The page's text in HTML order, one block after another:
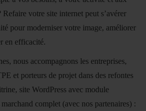
Refaire votre site internet peut s’avérer
pour moderniser votre image, améliorer
en efficacité.
nous accompagnons les entreprises,
et porteurs de projet dans des refontes
site WordPress avec module
complet (avec nos partenaires) :